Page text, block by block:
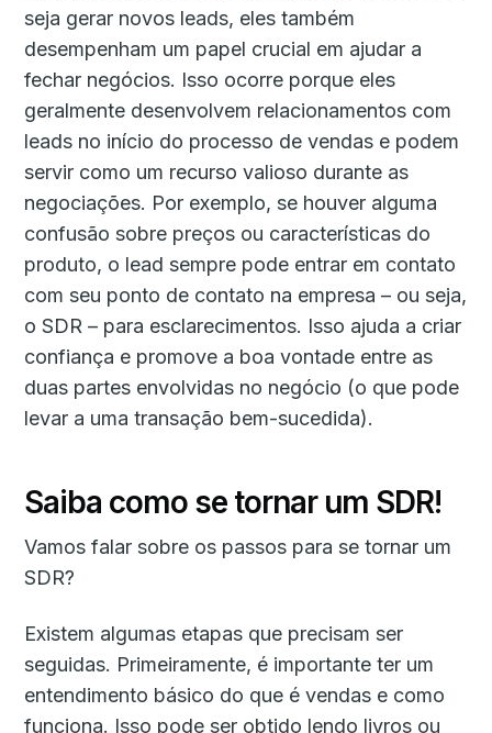
seja gerar novos leads, eles também
desempenham um papel crucial em ajudar a
fechar negócios. Isso ocorre porque eles
geralmente desenvolvem relacionamentos com
leads no início do processo de vendas e podem
servir como um recurso valioso durante as
negociações. Por exemplo, se houver alguma
confusão sobre preços ou características do
produto, o lead sempre pode entrar em contato
com seu ponto de contato na empresa – ou seja,
o SDR – para esclarecimentos. Isso ajuda a criar
confiança e promove a boa vontade entre as
duas partes envolvidas no negócio (o que pode
levar a uma transação bem-sucedida).
Saiba como se tornar um SDR!
Vamos falar sobre os passos para se tornar um
SDR?
Existem algumas etapas que precisam ser
seguidas. Primeiramente, é importante ter um
entendimento básico do que é vendas e como
funciona. Isso pode ser obtido lendo livros ou